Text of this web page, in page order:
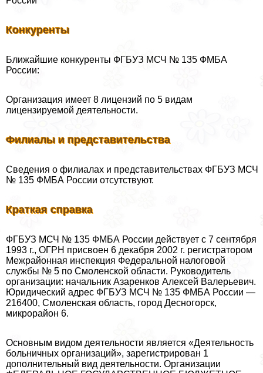
Конкуренты
Ближайшие конкуренты ФГБУЗ МСЧ № 135 ФМБА
России:
Организация имеет 8 лицензий по 5 видам
лицензируемой деятельности.
Филиалы и представительства
Сведения о филиалах и представительствах ФГБУЗ МСЧ
№ 135 ФМБА России отсутствуют.
Краткая справка
ФГБУЗ МСЧ № 135 ФМБА России действует с 7 сентября
1993 г., ОГРН присвоен 6 декабря 2002 г. регистратором
Межрайонная инспекция Федеральной налоговой
службы № 5 по Смоленской области. Руководитель
организации: начальник Азаренков Алексей Валерьевич.
Юридический адрес ФГБУЗ МСЧ № 135 ФМБА России —
216400, Смоленская область, город Десногорск,
микрорайон 6.
Основным видом деятельности является «Деятельность
больничных организаций», зарегистрирован 1
дополнительный вид деятельности. Организации